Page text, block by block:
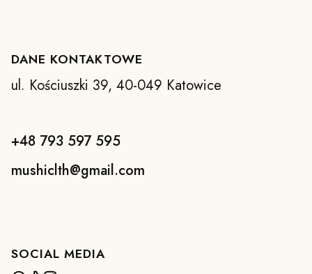
DANE KONTAKTOWE
ul. Kościuszki 39, 40-049 Katowice
+48 793 597 595
mushiclth@gmail.com
SOCIAL MEDIA